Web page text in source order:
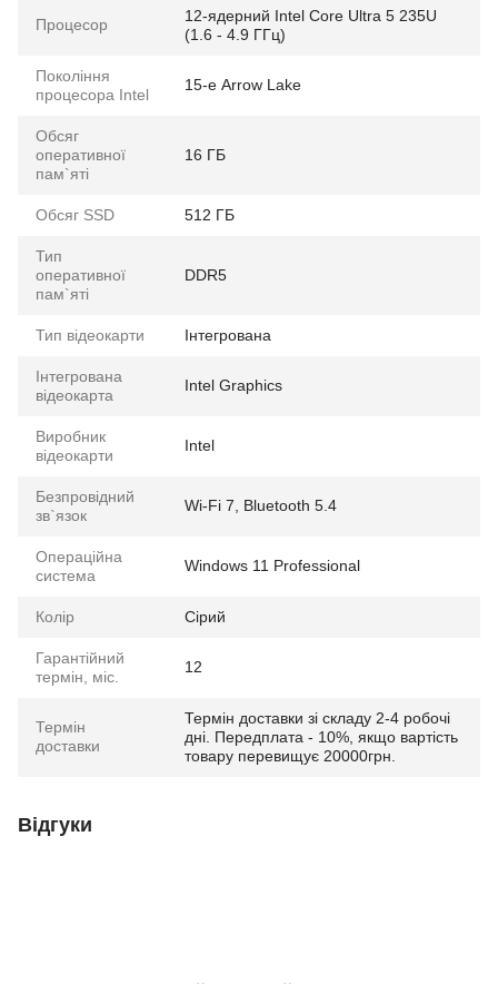
Процесор
12-ядерний Intel Core Ultra 5 235U
(1.6 - 4.9 ГГц)
Покоління
процесора Intel
15-е Arrow Lake
Обсяг
оперативної
пам`яті
16 ГБ
Обсяг SSD 512 ГБ
Тип
оперативної
пам`яті
DDR5
Тип відеокарти Інтегрована
Інтегрована
відеокарта
Intel Graphics
Виробник
відеокарти
Intel
Безпровідний
зв`язок
Wi-Fi 7, Bluetooth 5.4
Операційна
система
Windows 11 Professional
Колір Сірий
Гарантійний
термін, міс.
12
Термін
доставки
Термін доставки зі складу 2-4 робочі
дні. Передплата - 10%, якщо вартість
товару перевищує 20000грн.
Відгуки